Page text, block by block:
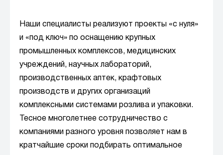
Наши специалисты реализуют проекты «с нуля»
и «под ключ» по оснащению крупных
промышленных комплексов, медицинских
учреждений, научных лабораторий,
производственных аптек, крафтовых
производств и других организаций
комплексными системами розлива и упаковки.
Тесное многолетнее сотрудничество с
компаниями разного уровня позволяет нам в
кратчайшие сроки подбирать оптимальное